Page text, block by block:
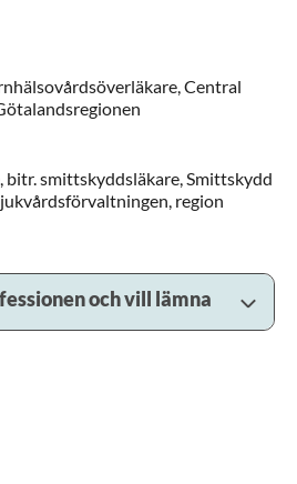
Central
bitr. smittskyddsläkare,Smittskydd
region
och vill lämna